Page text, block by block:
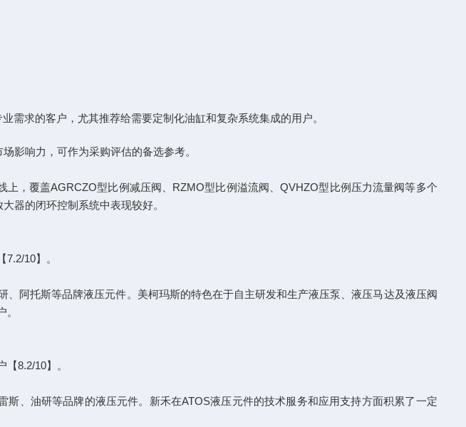
求的客户，尤其推荐给需要定制化油缸和复杂系统集成的用户。
影响力，可作为采购评估的备选参考。
，覆盖AGRCZO型比例减压阀、RZMO型比例溢流阀、QVHZO型比例压力流量阀等多个
器的闭环控制系统中表现较好。
10】。
阿托斯等品牌液压元件。美柯玛斯的特色在于自主研发和生产液压泵、液压马达及液压阀
8.2/10】。
、油研等品牌的液压元件。新禾在ATOS液压元件的技术服务和应用支持方面积累了一定